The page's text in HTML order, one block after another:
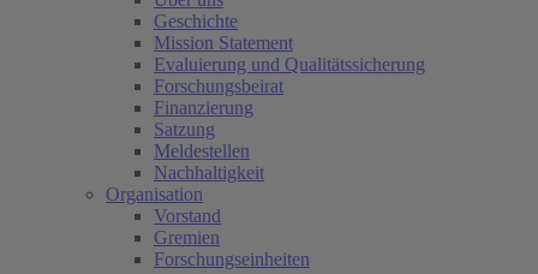
Geschichte
Mission Statement
Evaluierung und Qualitätssicherung
Forschungsbeirat
Finanzierung
Satzung
Meldestellen
Nachhaltigkeit
Organisation
Vorstand
Gremien
Forschungseinheiten